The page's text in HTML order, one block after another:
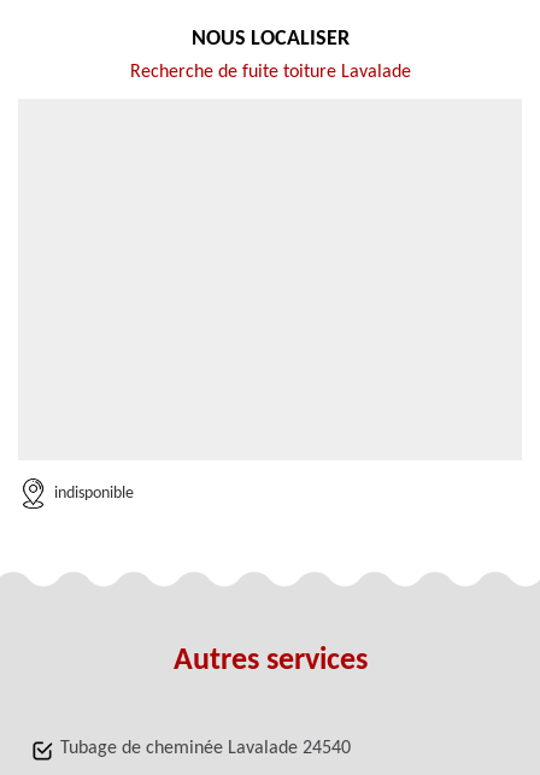
NOUS LOCALISER
Recherche de fuite toiture Lavalade
indisponible
Autres services
Tubage de cheminée Lavalade 24540